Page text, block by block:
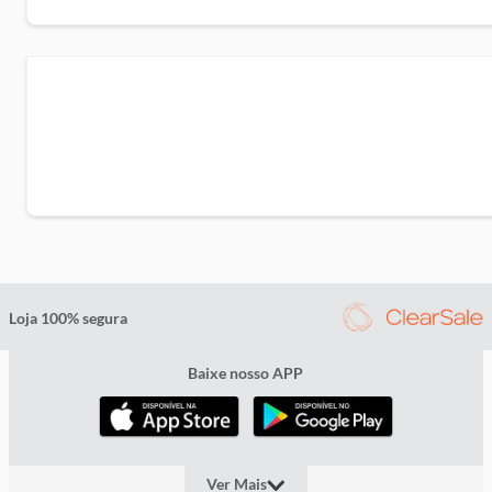
Pontas em silicone PVC, Pintura eletrostática em pó.
Loja 100% segura
Baixe nosso APP
Ver Mais